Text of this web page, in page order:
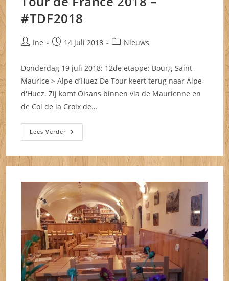
#TDF2018
Bericht
Ine
Bericht14 juli 2018 Berichtcategorie:
Nieuws
Donderdag 19 juli 2018: 12de etappe: Bourg-Saint-
Maurice > Alpe d’Huez De Tour keert terug naar Alpe-
d'Huez. Zij komt Oisans binnen via de Maurienne en
de Col de la Croix de…
Lees VerderTour
De
#TDF2018